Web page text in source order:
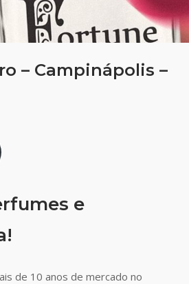
– Campinápolis –
e
de 10 anos de mercado no